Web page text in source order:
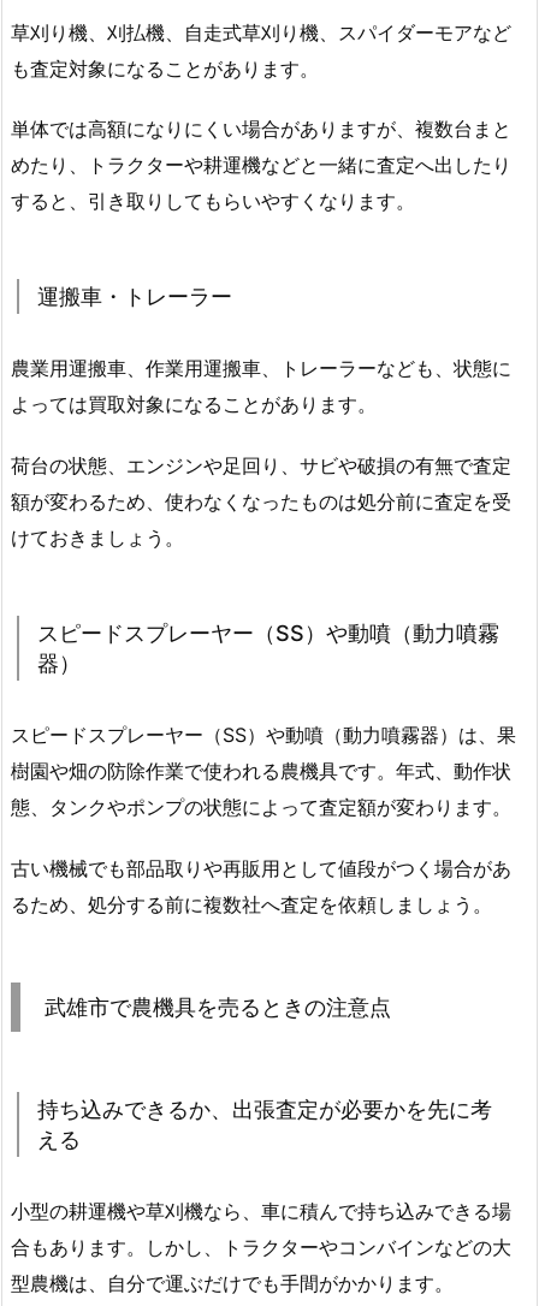
草刈り機、刈払機、自走式草刈り機、スパイダーモアなど
も査定対象になることがあります。
単体では高額になりにくい場合がありますが、複数台まと
めたり、トラクターや耕運機などと一緒に査定へ出したり
すると、引き取りしてもらいやすくなります。
運搬車・トレーラー
農業用運搬車、作業用運搬車、トレーラーなども、状態に
よっては買取対象になることがあります。
荷台の状態、エンジンや足回り、サビや破損の有無で査定
額が変わるため、使わなくなったものは処分前に査定を受
けておきましょう。
スピードスプレーヤー（SS）や動噴（動力噴霧
器）
スピードスプレーヤー（SS）や動噴（動力噴霧器）は、果
樹園や畑の防除作業で使われる農機具です。年式、動作状
態、タンクやポンプの状態によって査定額が変わります。
古い機械でも部品取りや再販用として値段がつく場合があ
るため、処分する前に複数社へ査定を依頼しましょう。
武雄市で農機具を売るときの注意点
持ち込みできるか、出張査定が必要かを先に考
える
小型の耕運機や草刈機なら、車に積んで持ち込みできる場
合もあります。しかし、トラクターやコンバインなどの大
型農機は、自分で運ぶだけでも手間がかかります。